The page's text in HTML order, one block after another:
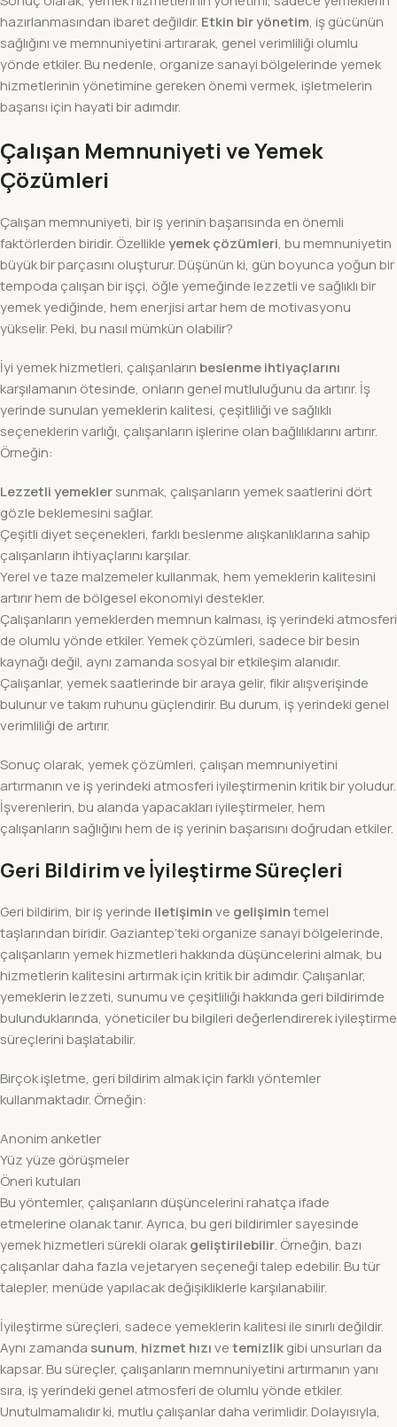
hazırlanmasından ibaret değildir. Etkin bir yönetim, iş gücünün
sağlığını ve memnuniyetini artırarak, genel verimliliği olumlu
yönde etkiler. Bu nedenle, organize sanayi bölgelerinde yemek
hizmetlerinin yönetimine gereken önemi vermek, işletmelerin
başarısı için hayati bir adımdır.
Çalışan Memnuniyeti ve Yemek
Çözümleri
Çalışan memnuniyeti, bir iş yerinin başarısında en önemli
faktörlerden biridir. Özellikleyemek çözümleri, bu memnuniyetin
büyük bir parçasını oluşturur. Düşünün ki, gün boyunca yoğun bir
tempoda çalışan bir işçi, öğle yemeğinde lezzetli ve sağlıklı bir
yemek yediğinde, hem enerjisi artar hem de motivasyonu
yükselir. Peki, bu nasıl mümkün olabilir?
İyi yemek hizmetleri, çalışanların beslenme ihtiyaçlarını
karşılamanın ötesinde, onların genel mutluluğunu da artırır. İş
yerinde sunulan yemeklerin kalitesi, çeşitliliği ve sağlıklı
seçeneklerin varlığı, çalışanların işlerine olan bağlılıklarını artırır.
Örneğin:
Lezzetli yemeklersunmak, çalışanların yemek saatlerini dört
gözle beklemesini sağlar.
Çeşitli diyet seçenekleri, farklı beslenme alışkanlıklarına sahip
çalışanların ihtiyaçlarını karşılar.
Yerel ve taze malzemeler kullanmak, hem yemeklerin kalitesini
artırır hem de bölgesel ekonomiyi destekler.
Çalışanların yemeklerden memnun kalması, iş yerindeki atmosferi
de olumlu yönde etkiler. Yemek çözümleri, sadece bir besin
kaynağı değil, aynı zamanda sosyal bir etkileşim alanıdır.
Çalışanlar, yemek saatlerinde bir araya gelir, fikir alışverişinde
bulunur ve takım ruhunu güçlendirir. Bu durum, iş yerindeki genel
verimliliği de artırır.
Sonuç olarak, yemek çözümleri, çalışan memnuniyetini
artırmanın ve iş yerindeki atmosferi iyileştirmenin kritik bir yoludur.
İşverenlerin, bu alanda yapacakları iyileştirmeler, hem
çalışanların sağlığını hem de iş yerinin başarısını doğrudan etkiler.
Geri Bildirim ve İyileştirme Süreçleri
Geri bildirim, bir iş yerinde iletişiminve gelişimintemel
taşlarından biridir. Gaziantep’teki organize sanayi bölgelerinde,
çalışanların yemek hizmetleri hakkında düşüncelerini almak, bu
hizmetlerin kalitesini artırmak için kritik bir adımdır. Çalışanlar,
yemeklerin lezzeti, sunumu ve çeşitliliği hakkında geri bildirimde
bulunduklarında, yöneticiler bu bilgileri değerlendirerek iyileştirme
süreçlerini başlatabilir.
Birçok işletme, geri bildirim almak için farklı yöntemler
kullanmaktadır. Örneğin:
Anonim anketler
Yüz yüze görüşmeler
Öneri kutuları
Bu yöntemler, çalışanların düşüncelerini rahatça ifade
etmelerine olanak tanır. Ayrıca, bu geri bildirimler sayesinde
yemek hizmetleri sürekli olarakgeliştirilebilir. Örneğin, bazı
çalışanlar daha fazla vejetaryen seçeneği talep edebilir. Bu tür
talepler, menüde yapılacak değişikliklerle karşılanabilir.
İyileştirme süreçleri, sadece yemeklerin kalitesi ile sınırlı değildir.
Aynı zamanda sunum, hizmet hızıvetemizlikgibi unsurları da
kapsar. Bu süreçler, çalışanların memnuniyetini artırmanın yanı
sıra, iş yerindeki genel atmosferi de olumlu yönde etkiler.
Unutulmamalıdır ki, mutlu çalışanlar daha verimlidir. Dolayısıyla,